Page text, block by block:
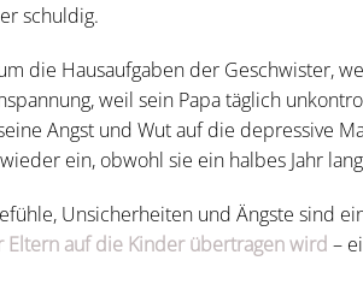
schuldig.
die Hausaufgaben der Geschwister,
weil sein Papa täglich
Angst und Wut auf die depressive
ein, obwohl sie ein halbes Jahr
Unsicherheiten und Ängste sind
Eltern auf die Kinder übertragen wird –